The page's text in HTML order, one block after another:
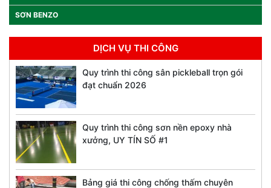
SƠN BENZO
DỊCH VỤ THI CÔNG
Quy trình thi công sân pickleball trọn gói
đạt chuẩn 2026
Quy trình thi công sơn nền epoxy nhà
xưởng, UY TÍN SỐ #1
Bảng giá thi công chống thấm chuyên